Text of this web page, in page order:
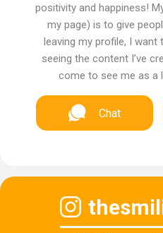
positivity and happiness!
my page) is to give
leaving my profile, I
seeing the content I’ve
come to see me as a
Chat